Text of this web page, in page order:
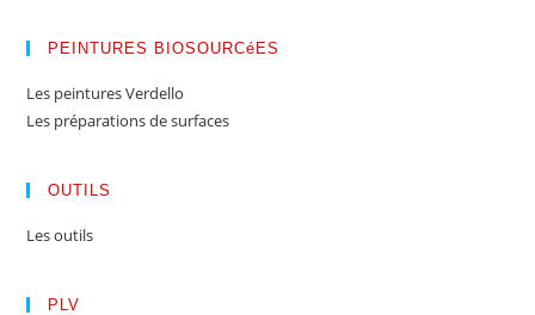
PEINTURES BIOSOURCéES
Les peintures Verdello
Les préparations de surfaces
OUTILS
Les outils
PLV